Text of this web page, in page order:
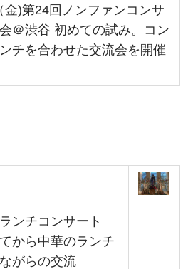
金)第24回ノンファンコンサ
＠渋谷 初めての試み。コン
チを合わせた交流会を開催
ンチコンサート
から中華のランチ
がらの交流